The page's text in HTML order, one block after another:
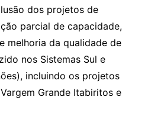
dos projetos de
parcial de capacidade,
melhoria da qualidade de
nos Sistemas Sul e
incluindo os projetos
Grande Itabiritos e